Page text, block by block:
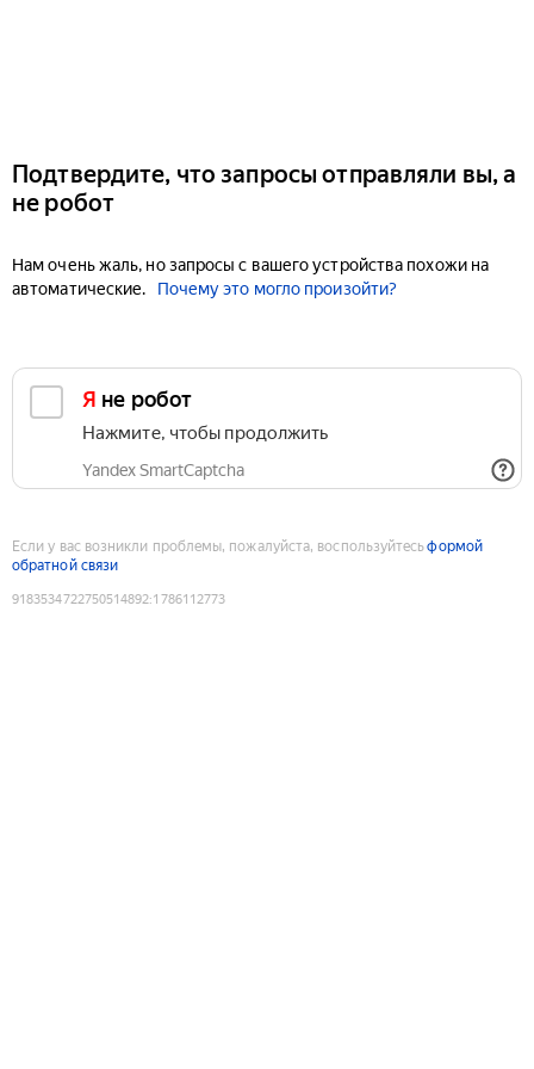
Подтвердите, что запросы отправляли вы, а
не робот
Нам очень жаль, но запросы с вашего устройства похожи на
автоматические.
Почему это могло произойти?
Я не робот
Нажмите, чтобы продолжить
Yandex SmartCaptcha
Если у вас возникли проблемы, пожалуйста, воспользуйтесьформой
обратной связи
9183534722750514892:1786112773